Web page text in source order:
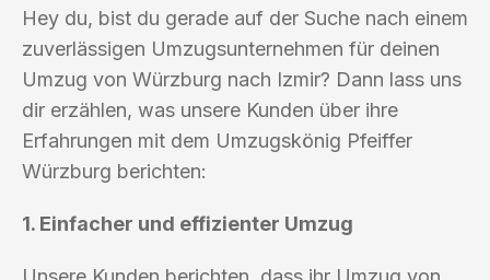
Hey du, bist du gerade auf der Suche nach einem
zuverlässigen Umzugsunternehmen für deinen
Umzug von Würzburg nach Izmir? Dann lass uns
dir erzählen, was unsere Kunden über ihre
Erfahrungen mit dem Umzugskönig Pfeiffer
Würzburg berichten:
1. Einfacher und effizienter Umzug